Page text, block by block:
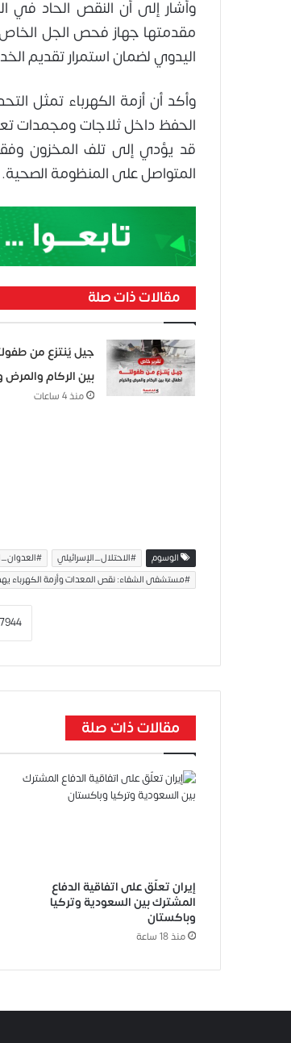
وأشار إلى أن النقص الحاد في
مقدمتها جهاز فحص الجل الخاص
اليدوي لضمان استمرار تقديم
وأكد أن أزمة الكهرباء تمثل
الحفظ داخل ثلاجات ومجمدات
قد يؤدي إلى تلف المخزون
المتواصل على المنظومة الصحية.
مقالات ذات صلة
جيل يُنتزع من
بين الركام والمرض
منذ 4 ساعات
الوسوم #الاحتلال_الإسرائيلي
#مستشفى الشفاء: نقص المعدات وأزمة الكهرباء
مقالات ذات صلة
إيران تعلّق على اتفاقية الدفاع
المشترك بين السعودية وتركيا
وباكستان
منذ 18 ساعة